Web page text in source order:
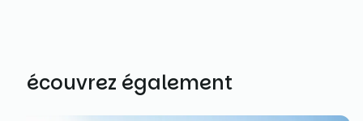
Découvrez également